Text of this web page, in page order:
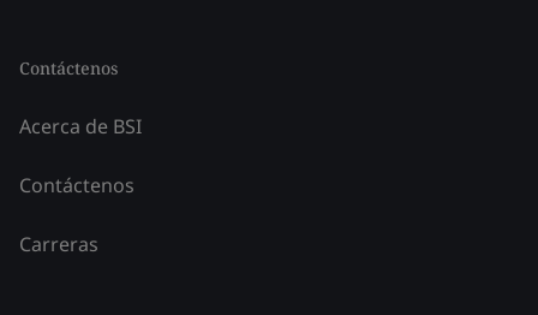
Contáctenos
Acerca de BSI
Contáctenos
Carreras